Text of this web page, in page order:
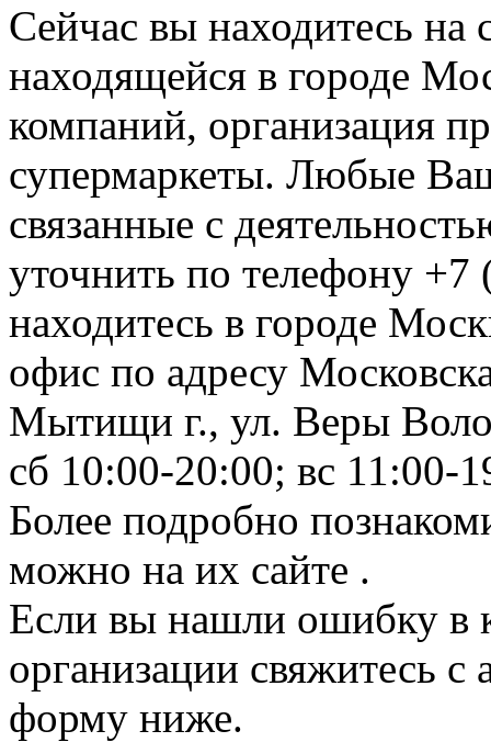
Сейчас вы находитесь на
находящейся в городе
компаний, организация
супермаркеты. Любые
связанные с
уточнить по телефону
находитесь в городе
офис по адресу
Мытищи г., ул. Веры
сб 10:00-20:00; вс 11:00-
Более подробно
можно на их сайте .
Если вы нашли ошибку в
организации свяжитесь
форму ниже.